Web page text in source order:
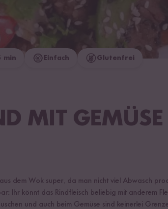
min Einfach Glutenfrei
MIT
dem Wok super, da man nicht viel Abwasch
Ihr könnt das Rindfleisch beliebig mit anderem
und auch beim Gemüse sind keinerlei